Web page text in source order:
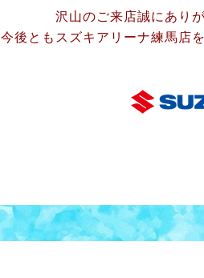
沢山のご来店誠にあり
今後ともスズキアリーナ練馬店